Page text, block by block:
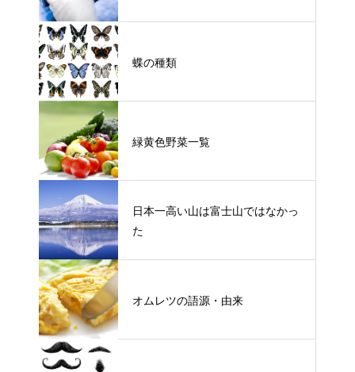
蝶の種類
緑黄色野菜一覧
日本一高い山は富士山ではなかっ
た
オムレツの語源・由来